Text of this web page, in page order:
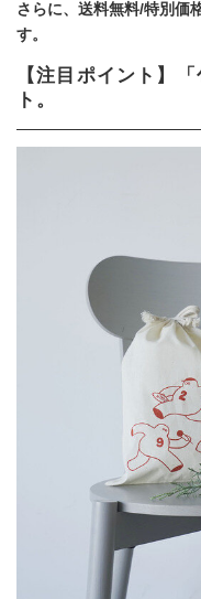
さらに、送料無料/特別価
す。
【注目ポイント】
ト。